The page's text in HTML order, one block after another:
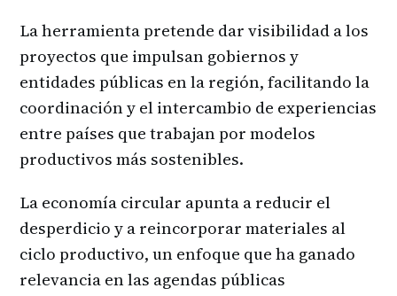
La herramienta pretende dar visibilidad a los
proyectos que impulsan gobiernos y
entidades públicas en la región, facilitando la
coordinación y el intercambio de experiencias
entre países que trabajan por modelos
productivos más sostenibles.
La economía circular apunta a reducir el
desperdicio y a reincorporar materiales al
ciclo productivo, un enfoque que ha ganado
relevancia en las agendas públicas